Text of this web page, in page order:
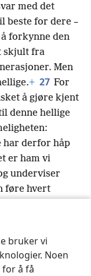
bruker vi
Noen
å få
med det
beste for dere –
forkynne den
skjult fra
Men
+ 27 For
å gjøre kjent
denne hellige
har derfor håp
er ham vi
underviser
føre hvert
målet
meg ved
med styrke.